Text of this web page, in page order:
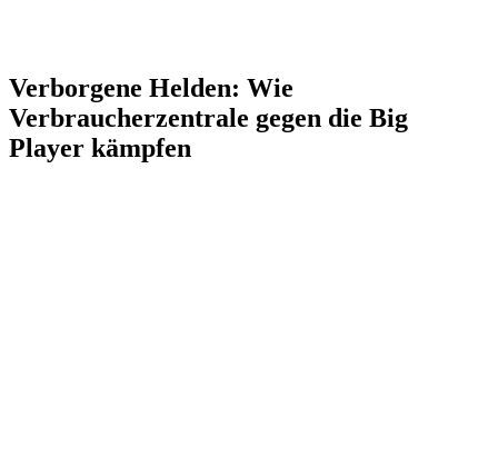
Verborgene Helden: Wie
Verbraucherzentrale gegen die Big
Player kämpfen